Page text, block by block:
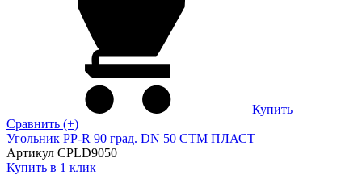
Купить
Сравнить (+)
Угольник PP-R 90 град. DN 50 СТМ ПЛАСТ
Артикул CPLD9050
Купить в 1 клик